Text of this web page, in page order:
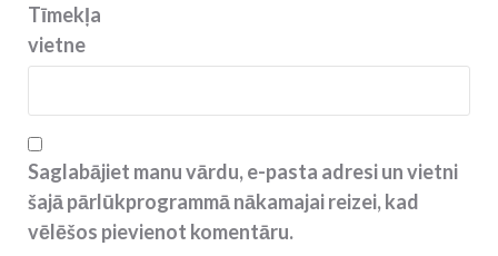
Tīmekļa
vietne
Saglabājiet manu vārdu, e-pasta adresi un vietni
šajā pārlūkprogrammā nākamajai reizei, kad
vēlēšos pievienot komentāru.